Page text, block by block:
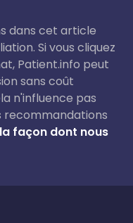
dans cet article
Si vous cliquez
Patient.info peut
sans coût
n'influence pas
recommandations
façon dont nous